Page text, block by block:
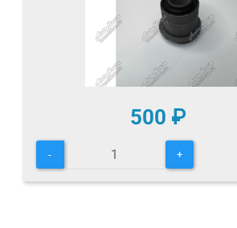
500 ₽
- +